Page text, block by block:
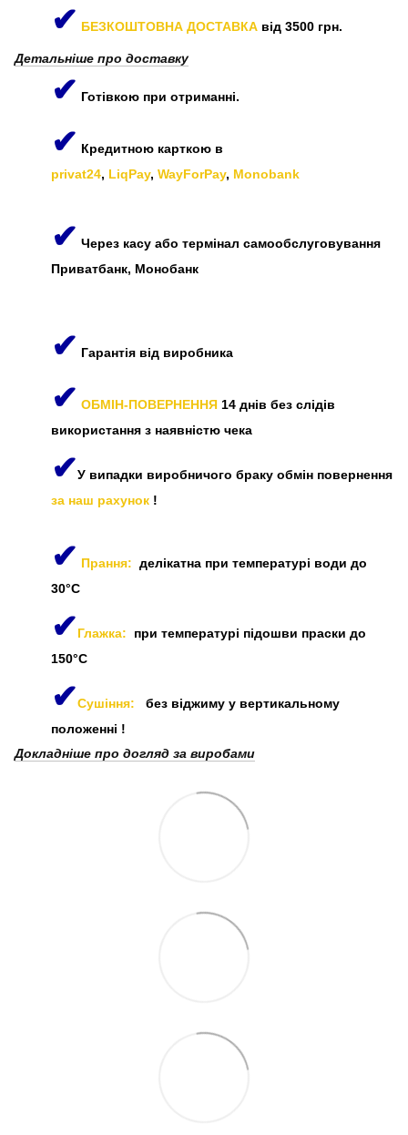
✔ БЕЗКОШТОВНА ДОСТАВКА від 3500 грн.
Детальніше про доставку
✔ Готівкою при отриманні.
✔ Кредитною карткою в
privat24, LiqPay, WayForPay, Monobank
✔ Через касу або термінал самообслуговування
Приватбанк, Монобанк
✔ Гарантія від виробника
✔ ОБМІН-ПОВЕРНЕННЯ 14 днів без слідів
використання з наявністю чека
✔У випадки виробничого браку обмін повернення
за наш рахунок !
✔ Прання: делікатна при температурі води до
30°C
✔Глажка: при температурі підошви праски до
150°C
✔Сушіння:
без віджиму у вертикальному
положенні !
Докладніше про догляд за виробами